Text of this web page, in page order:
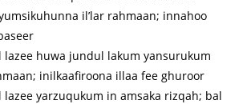
il’lar rahmaan; innahoo
lazee huwa jundul lakum yansurukum
inilkaafiroona illaa fee ghuroor
lazee yarzuqukum in amsaka rizqah; bal